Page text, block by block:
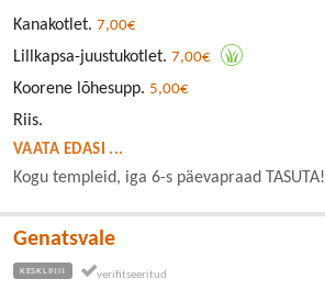
Kanakotlet. 7,00€
Lillkapsa-juustukotlet. 7,00€
Koorene lõhesupp. 5,00€
Riis.
VAATA EDASI ...
Kogu templeid, iga 6-s päevapraad TASUTA!
Genatsvale
KESKLINN